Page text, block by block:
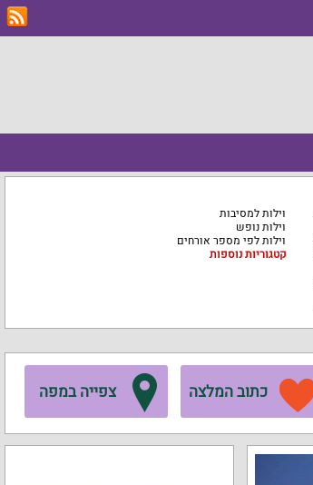
וילות למסיבות
וילות נופש
וילות לפי מספר אורחים
קטגוריות נוספות
כתוב המלצה צפייה במפה